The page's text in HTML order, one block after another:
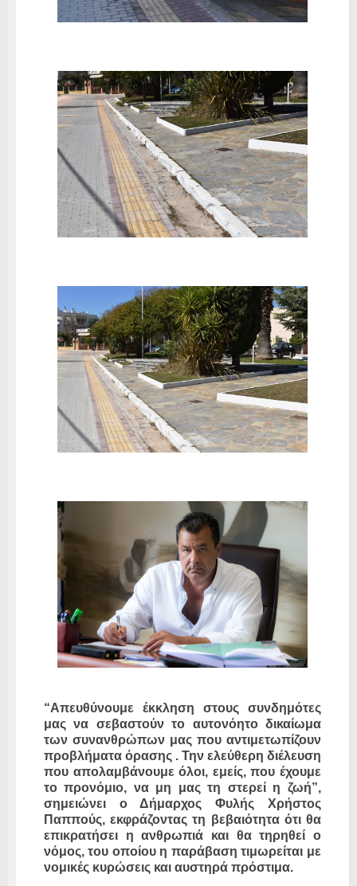
“Απευθύνουμε έκκληση στους συνδημότες
μας να σεβαστούν το αυτονόητο δικαίωμα
των συνανθρώπων μας που αντιμετωπίζουν
προβλήματα όρασης . Την ελεύθερη διέλευση
που απολαμβάνουμε όλοι, εμείς, που έχουμε
το προνόμιο, να μη μας τη στερεί η ζωή”,
σημειώνει ο Δήμαρχος Φυλής Χρήστος
Παππούς, εκφράζοντας τη βεβαιότητα ότι θα
επικρατήσει η ανθρωπιά και θα τηρηθεί ο
νόμος, του οποίου η παράβαση τιμωρείται με
νομικές κυρώσεις και αυστηρά πρόστιμα.